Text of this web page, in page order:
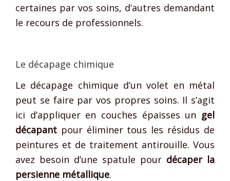
certaines par vos soins, d’autres demandant
le recours de professionnels.
Le décapage chimique
Le décapage chimique d’un volet en métal
peut se faire par vos propres soins. Il s’agit
ici d’appliquer en couches épaisses un gel
décapant pour éliminer tous les résidus de
peintures et de traitement antirouille. Vous
avez besoin d’une spatule pour décaper la
persienne métallique.